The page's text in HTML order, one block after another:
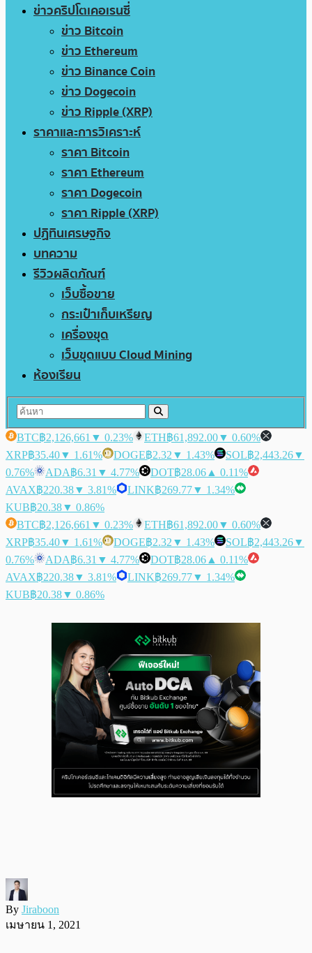
ข่าวคริปโตเคอเรนซี่
ข่าว Bitcoin
ข่าว Ethereum
ข่าว Binance Coin
ข่าว Dogecoin
ข่าว Ripple (XRP)
ราคาและการวิเคราะห์
ราคา Bitcoin
ราคา Ethereum
ราคา Dogecoin
ราคา Ripple (XRP)
ปฏิทินเศรษฐกิจ
บทความ
รีวิวผลิตภัณฑ์
เว็บซื้อขาย
กระเป๋าเก็บเหรียญ
เครื่องขุด
เว็บขุดแบบ Cloud Mining
ห้องเรียน
BTC฿2,126,661 ▼ 0.23% ETH฿61,892.00▼ 0.60%
XRP฿35.40▼ 1.61% DOGE฿2.32 ▼ 1.43% SOL฿2,443.26▼
0.76%
ADA฿6.31 ▼ 4.77% DOT฿28.06 ▲ 0.11%
AVAX฿220.38▼ 3.81% LINK฿269.77▼ 1.34%
KUB฿20.38▼ 0.86%
BTC฿2,126,661 ▼ 0.23% ETH฿61,892.00▼ 0.60%
XRP฿35.40▼ 1.61% DOGE฿2.32 ▼ 1.43% SOL฿2,443.26▼
0.76%
ADA฿6.31 ▼ 4.77% DOT฿28.06 ▲ 0.11%
AVAX฿220.38▼ 3.81% LINK฿269.77▼ 1.34%
KUB฿20.38▼ 0.86%
By Jiraboon
เมษายน 1, 2021